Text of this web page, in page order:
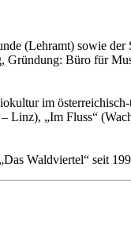
(Lehramt) sowie
Büro für
im
Linz), „Im Fluss“
Waldviertel“ seit